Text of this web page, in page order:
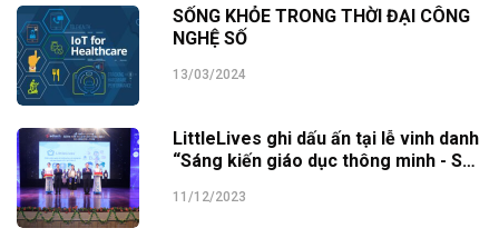
SỐNG KHỎE TRONG THỜI ĐẠI CÔNG
NGHỆ SỐ
13/03/2024
LittleLives ghi dấu ấn tại lễ vinh danh
“Sáng kiến giáo dục thông minh - SEI
11/12/2023